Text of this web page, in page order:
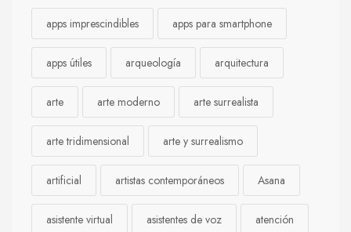
apps imprescindibles apps para smartphone
apps útiles arqueología arquitectura
arte arte moderno arte surrealista
arte tridimensional arte y surrealismo
artificial artistas contemporáneos Asana
asistente virtual asistentes de voz atención